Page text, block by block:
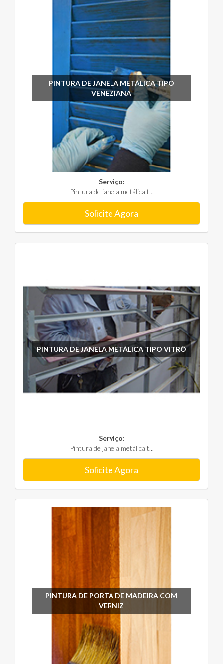
PINTURA DE JANELA METÁLICA TIPO
VENEZIANA
Serviço:
Pintura de janela metálica t...
Solicite Agora
PINTURA DE JANELA METÁLICA TIPO VITRÔ
Serviço:
Pintura de janela metálica t...
Solicite Agora
PINTURA DE PORTA DE MADEIRA COM
VERNIZ